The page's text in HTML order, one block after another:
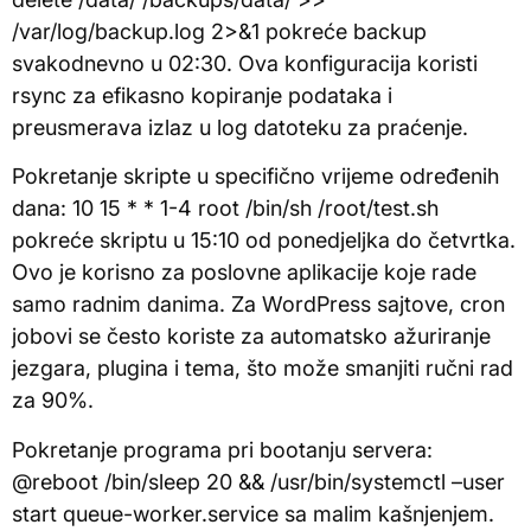
/var/log/backup.log 2>&1 pokreće backup
svakodnevno u 02:30. Ova konfiguracija koristi
rsync za efikasno kopiranje podataka i
preusmerava izlaz u log datoteku za praćenje.
Pokretanje skripte u specifično vrijeme određenih
dana: 10 15 * * 1-4 root /bin/sh /root/test.sh
pokreće skriptu u 15:10 od ponedjeljka do četvrtka.
Ovo je korisno za poslovne aplikacije koje rade
samo radnim danima. Za WordPress sajtove, cron
jobovi se često koriste za automatsko ažuriranje
jezgara, plugina i tema, što može smanjiti ručni rad
za 90%.
Pokretanje programa pri bootanju servera:
@reboot /bin/sleep 20 && /usr/bin/systemctl –user
start queue-worker.service sa malim kašnjenjem.